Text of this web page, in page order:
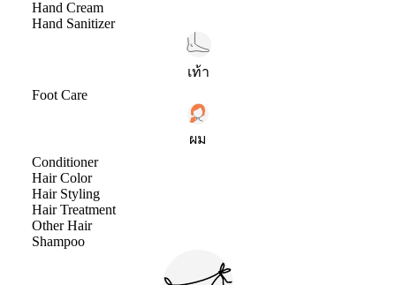
Hand Cream
Hand Sanitizer
เท้า
Foot Care
ผม
Conditioner
Hair Color
Hair Styling
Hair Treatment
Other Hair
Shampoo